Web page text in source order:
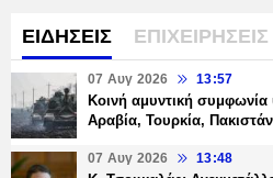
ΕΙΔΗΣΕΙΣ ΕΠΙΧΕΙΡΗΣΕΙΣ
07 Αυγ 2026 13:57
Κοινή αμυντική
Αραβία, Τουρκία, Πακιστάν
07 Αυγ 2026 13:48